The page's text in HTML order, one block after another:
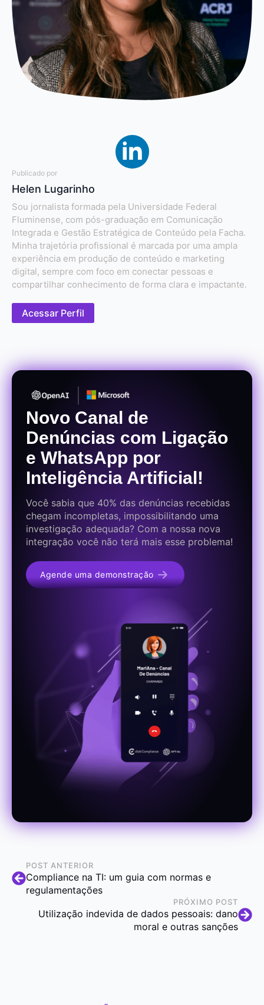
Publicado por
Helen Lugarinho
Sou jornalista formada pela Universidade Federal
Fluminense, com pós-graduação em Comunicação
Integrada e Gestão Estratégica de Conteúdo pela Facha.
Minha trajetória profissional é marcada por uma ampla
experiência em produção de conteúdo e marketing
digital, sempre com foco em conectar pessoas e
compartilhar conhecimento de forma clara e impactante.
Acessar Perfil
Novo Canal de
Denúncias com Ligação
e WhatsApp por
Inteligência Artificial!
Você sabia que 40% das denúncias recebidas
chegam incompletas, impossibilitando uma
investigação adequada? Com a nossa nova
integração você não terá mais esse problema!
Agende uma demonstração
POST ANTERIOR
Compliance na TI: um guia com normas e
regulamentações
PRÓXIMO POST
Utilização indevida de dados pessoais: dano
moral e outras sanções